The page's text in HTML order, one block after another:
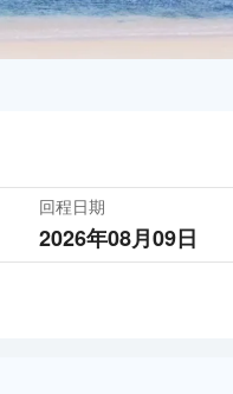
回程日期
2026年08月09日